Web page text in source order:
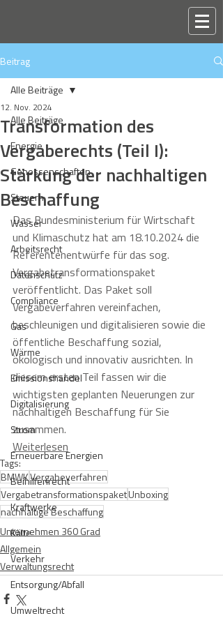
Beitrag
Alle Beiträge
Energie
Genossenschaften
Steuern
Wasser
Arbeitsrecht
Datenschutz
Compliance
Gas
Wärme
Emissionshandel
Digitalisierung
Strom
Erneuerbare Energien
Beihilfenrecht
Kraftwerke
Kälte
Verkehr
Entsorgung/Abfall
Umweltrecht
Alle Beiträge
Transformation des
Vergaberechts (Teil I):
Stärkung der nachhaltigen
Beschaffung
12. Nov. 2024
Das Bundesministerium für Wirtschaft
und Klimaschutz hat am 18.10.2024 die
Referentenentwürfe für das sog.
Vergabetransformationspaket
veröffentlicht. Das Paket soll
Vergabeverfahren vereinfachen,
beschleunigen und digitalisieren sowie die
öffentliche Beschaffung sozial,
ökologisch und innovativ ausrichten. In
diesem ersten Teil fassen wir die
wichtigsten geplanten Neuerungen zur
nachhaltigen Beschaffung für Sie
zusammen.
Weiterlesen
Tags:
BMWKVergabeverfahren
VergabetransformationspaketUnboxing
nachhaltige Beschaffung
Unternehmen 360 Grad
Allgemein
Verwaltungsrecht